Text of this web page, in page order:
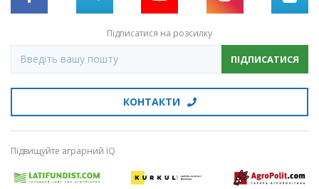
Підписатися на розсилку
ПІДПИСАТИСЯ
КОНТАКТИ
Підвищуйте аграрний IQ